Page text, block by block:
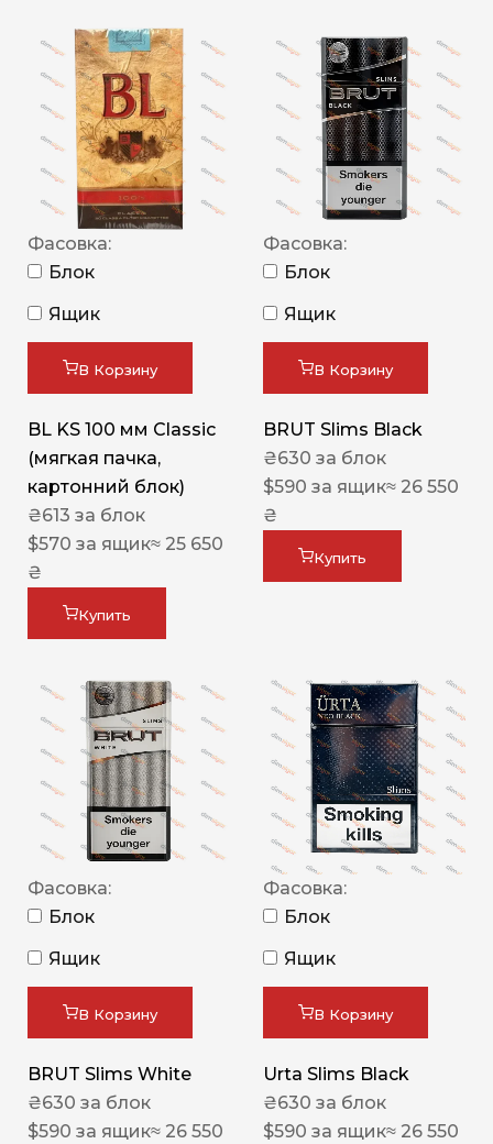
Фасовка:
Блок
Ящик
В Корзину
BL KS 100 мм Classic
(мягкая пачка,
картонний блок)
₴613 за блок
$570 за ящик≈ 25 650
₴
Купить
Фасовка:
Блок
Ящик
В Корзину
BRUT Slims Black
₴630 за блок
$590 за ящик≈ 26 550
₴
Купить
Фасовка:
Блок
Ящик
В Корзину
BRUT Slims White
₴630 за блок
$590 за ящик≈ 26 550
Фасовка:
Блок
Ящик
В Корзину
Urta Slims Black
₴630 за блок
$590 за ящик≈ 26 550